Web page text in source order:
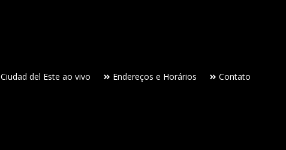
Ciudad del Este ao vivo Endereços e Horários
Contato